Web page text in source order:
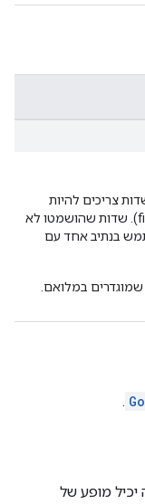
צריכים להיות
בפורמט snake case (למשל, field_to_update). שדות שהושמטו לא
בנתיב אחד עם
במלואם.
.
יכיל מופע של